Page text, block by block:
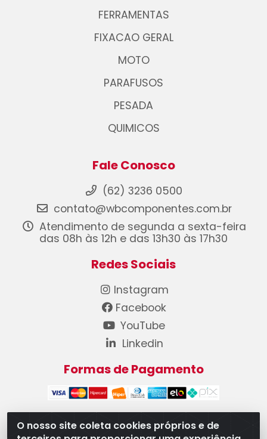
O nosso site coleta cookies próprios e de
FERRAMENTAS
FIXACAO GERAL
MOTO
PARAFUSOS
PESADA
QUIMICOS
Fale Conosco
(62) 3236 0500
contato@wbcomponentes.com.br
Atendimento de segunda a sexta-feira
das 08h às 12h e das 13h30 às 17h30
Redes Sociais
Instagram
Facebook
YouTube
Linkedin
Formas de Pagamento